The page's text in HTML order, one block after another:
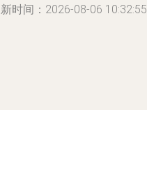
时间：2026-08-06 10:32:55